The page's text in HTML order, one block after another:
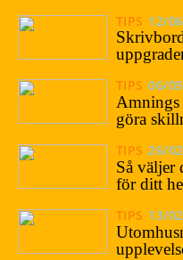
TIPS 12/
TIPS 06/
göra
TIPS 26/
Så väljer
för ditt
TIPS 13/